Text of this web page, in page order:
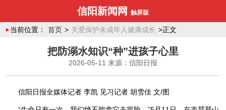
信阳新闻网 触屏版
当前位置： 首页 > 关爱保护未成年人健康成长 >正文
把防溺水知识“种”进孩子心里
2026-05-11 来源：信阳日报
信阳日报全媒体记者 李凯 见习记者 胡雪佳 文/图